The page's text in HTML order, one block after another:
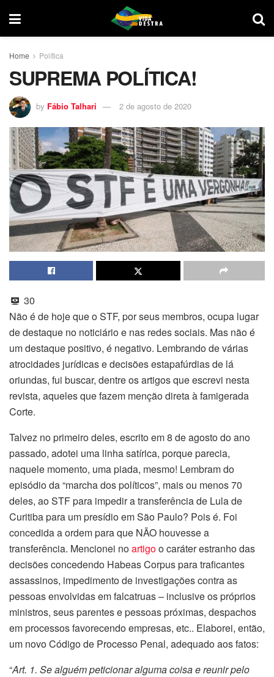
Home Política
SUPREMA POLÍTICA!
by Fábio Talhari 2 de agosto de 2020
30
Não é de hoje que o STF, por seus membros, ocupa lugar
de destaque no noticiário e nas redes sociais. Mas não é
um destaque positivo, é negativo. Lembrando de várias
atrocidades jurídicas e decisões estapafúrdias de lá
oriundas, fui buscar, dentre os artigos que escrevi nesta
revista, aqueles que fazem menção direta à famigerada
Corte.
Talvez no primeiro deles, escrito em 8 de agosto do ano
passado, adotei uma linha satírica, porque parecia,
naquele momento, uma piada, mesmo! Lembram do
episódio da “marcha dos políticos”, mais ou menos 70
deles, ao STF para impedir a transferência de Lula de
Curitiba para um presídio em São Paulo? Pois é. Foi
concedida a ordem para que NÃO houvesse a
transferência. Mencionei noartigoo caráter estranho das
decisões concedendo Habeas Corpus para traficantes
assassinos, impedimento de investigações contra as
pessoas envolvidas em falcatruas – inclusive os próprios
ministros, seus parentes e pessoas próximas, despachos
em processos favorecendo empresas, etc.. Elaborei, então,
um novo Código de Processo Penal, adequado aos fatos:
“Art. 1. Se alguém peticionar alguma coisa e reunir pelo